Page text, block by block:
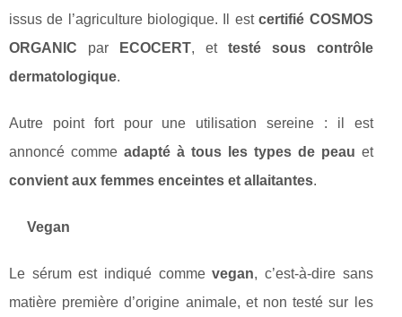
issus de l’agriculture biologique. Il estcertifié COSMOS
ORGANIC par ECOCERT, et testé sous contrôle
dermatologique.
Autre point fort pour une utilisation sereine : il est
annoncé comme adapté à tous les types de peau et
convient aux femmes enceintes et allaitantes.
Vegan
Le sérum est indiqué commevegan, c’est-à-dire sans
matière première d’origine animale, et non testé sur les